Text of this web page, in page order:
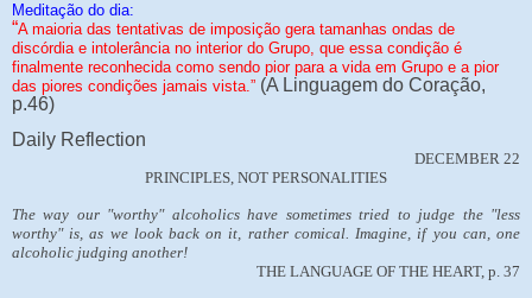
Meditação do dia:
“A maioria das tentativas de imposição gera tamanhas ondas de
discórdia e intolerância no interior do Grupo, que essa condição é
finalmente reconhecida como sendo pior para a vida em Grupo e a pior
das piores condições jamais vista.” (A Linguagem do Coração,
p.46)
Daily Reflection
DECEMBER 22
PRINCIPLES, NOT PERSONALITIES
The way our "worthy" alcoholics have sometimes tried to judge the "less
worthy" is, as we look back on it, rather comical. Imagine, if you can, one
alcoholic judging another!
THE LANGUAGE OF THE HEART, p. 37